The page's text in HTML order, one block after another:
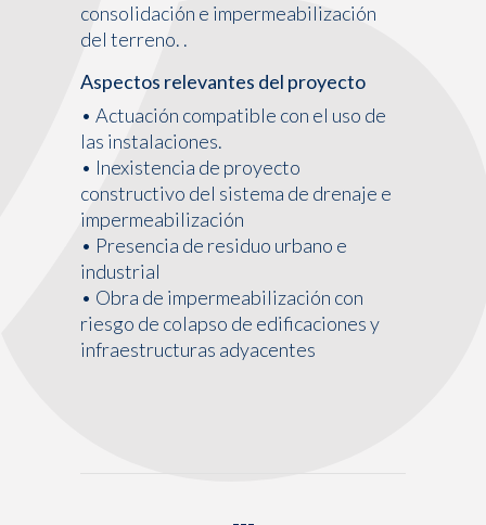
consolidación e impermeabilización
del terreno. .
Aspectos relevantes del proyecto
• Actuación compatible con el uso de
las instalaciones.
• Inexistencia de proyecto
constructivo del sistema de drenaje e
impermeabilización
• Presencia de residuo urbano e
industrial
• Obra de impermeabilización con
riesgo de colapso de edificaciones y
infraestructuras adyacentes